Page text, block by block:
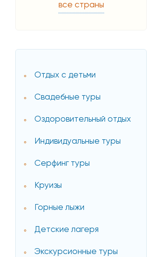
все страны
Отдых с детьми
Свадебные туры
Оздоровительный отдых
Индивидуальные туры
Серфинг туры
Круизы
Горные лыжи
Детские лагеря
Экскурсионные туры